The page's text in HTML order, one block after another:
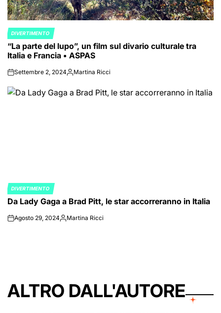
POSTED
IN
DIVERTIMENTO
“La parte del lupo”, un film sul divario culturale tra
Italia e Francia • ASPAS
onSettembre 2, 2024PostedMartina Ricci
POSTED
IN
DIVERTIMENTO
Da Lady Gaga a Brad Pitt, le star accorreranno in Italia
onAgosto 29, 2024PostedMartina Ricci
ALTRO DALL'AUTORE